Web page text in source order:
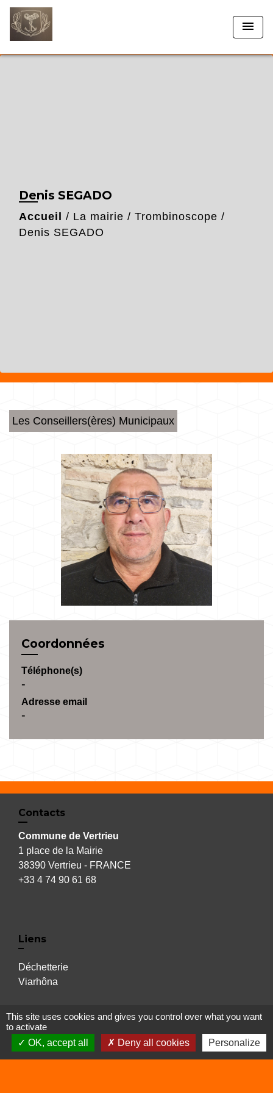
menu
Denis SEGADO
Accueil / La mairie / Trombinoscope /
Denis SEGADO
Les Conseillers(ères) Municipaux
Coordonnées
Téléphone(s)
-
Adresse email
-
Contacts
Commune de Vertrieu
1 place de la Mairie
38390 Vertrieu - FRANCE
+33 4 74 90 61 68
Liens
Déchetterie
Viarhôna
Sites utiles
Balcons du Dauphiné
This site uses cookies and gives you control over what you want
to activate
OK, accept all
Deny all cookies Personalize